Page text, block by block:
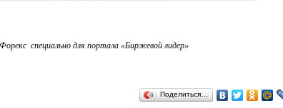
специально для портала «Биржевой лидер»
Поделиться…